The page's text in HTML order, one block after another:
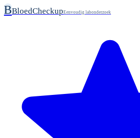
BBloedCheckupEenvoudig labonderzoek